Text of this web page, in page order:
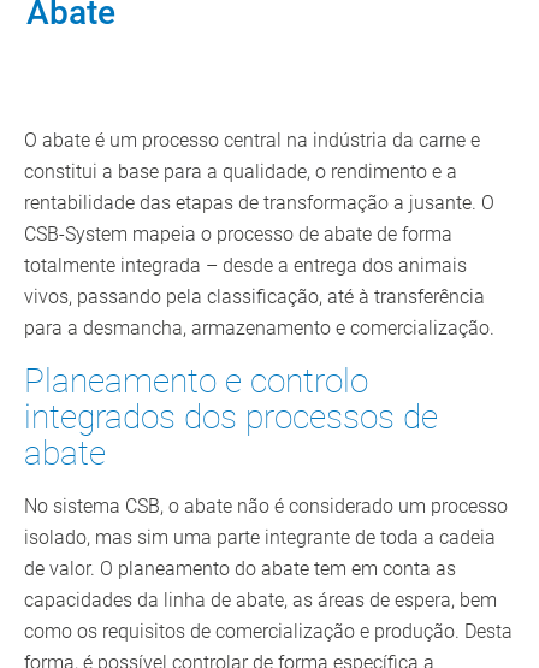
Abate
O abate é um processo central na indústria da carne e
constitui a base para a qualidade, o rendimento e a
rentabilidade das etapas de transformação a jusante. O
CSB‑System mapeia o processo de abate de forma
totalmente integrada – desde a entrega dos animais
vivos, passando pela classificação, até à transferência
para a desmancha, armazenamento e comercialização.
Planeamento e controlo
integrados dos processos de
abate
No sistema CSB, o abate não é considerado um processo
isolado, mas sim uma parte integrante de toda a cadeia
de valor. O planeamento do abate tem em conta as
capacidades da linha de abate, as áreas de espera, bem
como os requisitos de comercialização e produção. Desta
forma, é possível controlar de forma específica a